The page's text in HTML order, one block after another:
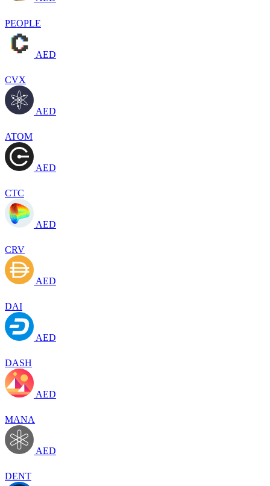
PEOPLE
AED
CVX
AED
ATOM
AED
CTC
AED
CRV
AED
DAI
AED
DASH
AED
MANA
AED
DENT